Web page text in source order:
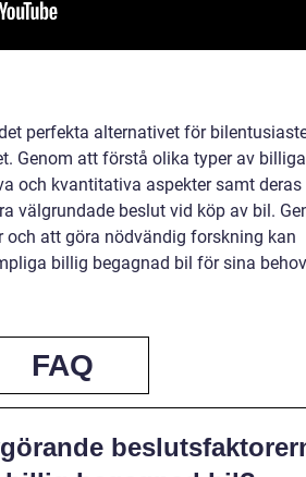
perfekta alternativet för
Genom att förstå olika typer av billiga
och kvantitativa aspekter samt deras
välgrundade beslut vid köp av bil.
att göra nödvändig forskning kan
billig begagnad bil för sina
FAQ